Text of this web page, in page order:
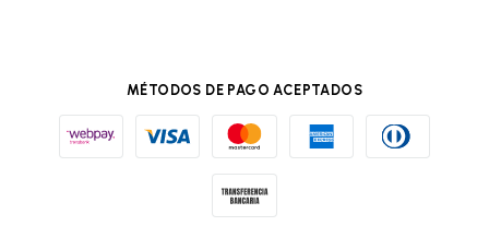
MÉTODOS DE PAGO ACEPTADOS